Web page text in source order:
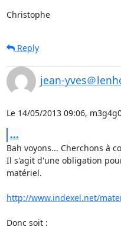
Christophe
Reply
jean-yves＠
Le 14/05/2013 09:06,
...
Bah voyons... Cherchons à
Il s'agit d'une obligation
matériel.
http://www.indexel.net/
Donc soit :